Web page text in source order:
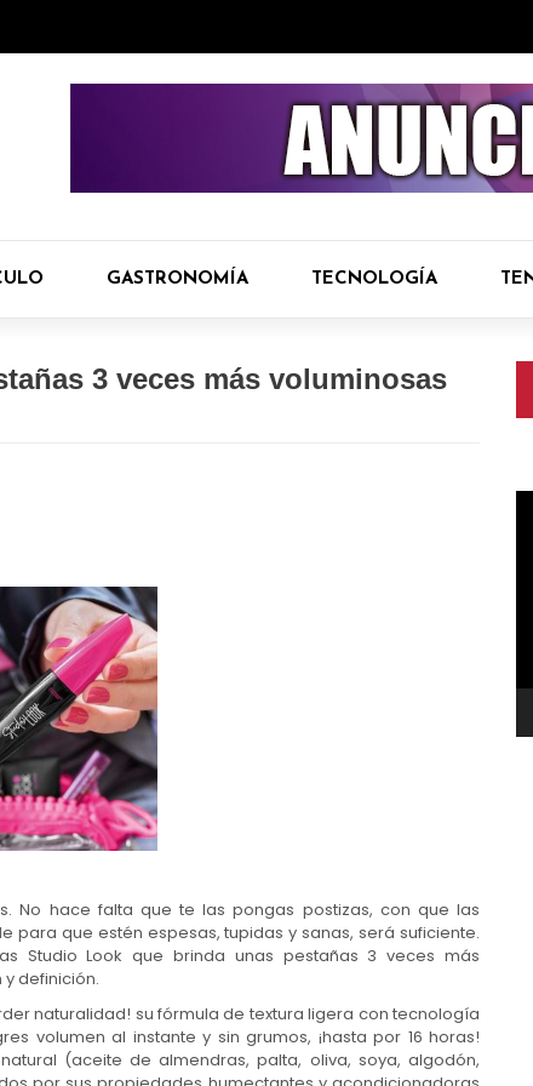
GASTRONOMÍA TECNOLOGÍA
3 veces más voluminosas
No hace falta que te las pongas postizas, con que las
que estén espesas, tupidas y sanas, será suficiente.
Studio Look que brinda unas pestañas 3 veces más
definición.
naturalidad! su fórmula de textura ligera con tecnología
volumen al instante y sin grumos, ¡hasta por 16 horas!
(aceite de almendras, palta, oliva, soya, algodón,